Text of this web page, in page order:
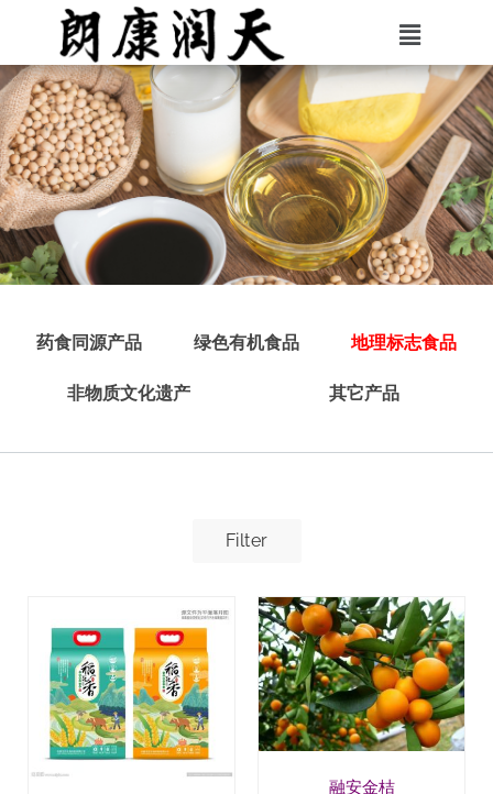
药食同源产品 绿色有机食品 地理标志食品
非物质文化遗产 其它产品
Filter
融安金桔